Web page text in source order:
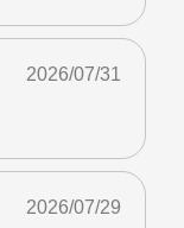
2026/07/31
2026/07/29